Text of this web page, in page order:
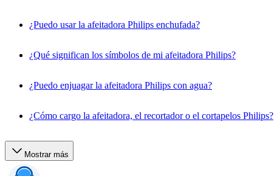
¿Puedo usar la afeitadora Philips enchufada?
¿Qué significan los símbolos de mi afeitadora Philips?
¿Puedo enjuagar la afeitadora Philips con agua?
¿Cómo cargo la afeitadora, el recortador o el cortapelos Philips?
Mostrar más